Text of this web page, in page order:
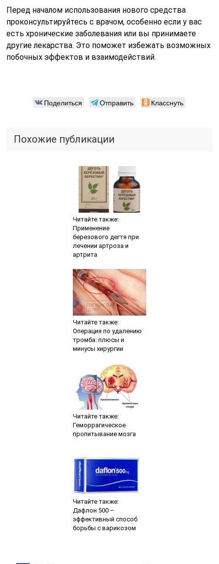
Перед началом использования нового средства
проконсультируйтесь с врачом, особенно если у вас
есть хронические заболевания или вы принимаете
другие лекарства. Это поможет избежать возможных
побочных эффектов и взаимодействий.
Поделиться Отправить Класснуть
Похожие публикации
Читайте также:
Применение
березового дегтя при
лечении артроза и
артрита
Читайте также:
Операция по удалению
тромба: плюсы и
минусы хирургии
Читайте также:
Геморрагическое
пропитывание мозга
Читайте также:
Дафлон 500 –
эффективный способ
борьбы с варикозом